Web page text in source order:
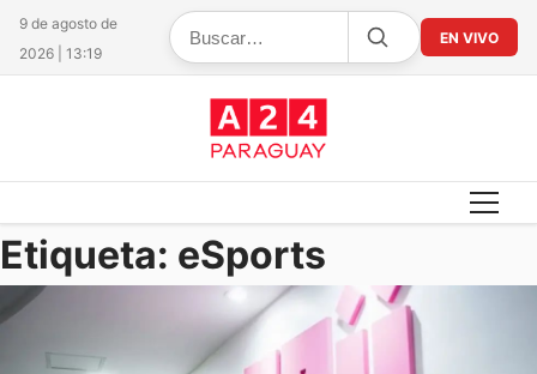
9 de agosto de
2026 | 13:19
EN VIVO
Etiqueta: eSports